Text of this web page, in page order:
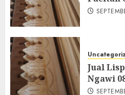
Jual
Ngawi